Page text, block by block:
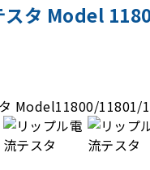
スタ Model